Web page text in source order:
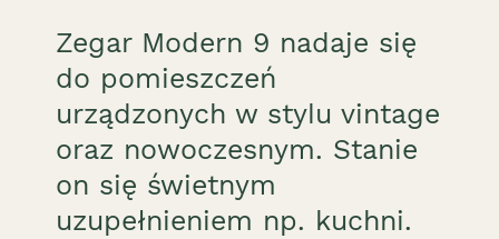
Zegar Modern 9 nadaje się
do pomieszczeń
urządzonych w stylu vintage
oraz nowoczesnym. Stanie
on się świetnym
uzupełnieniem np. kuchni.